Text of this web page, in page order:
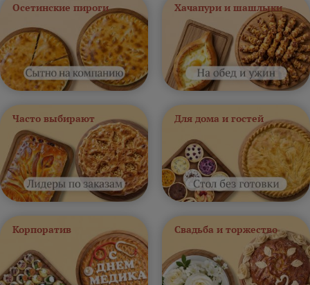
Осетинские пироги Хачапури и шашлыки
Часто выбирают Для дома и гостей
Корпоратив Свадьба и торжество